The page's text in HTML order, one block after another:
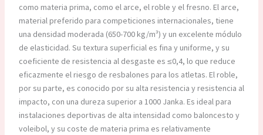
como materia prima, como el arce, el roble y el fresno. El arce,
material preferido para competiciones internacionales, tiene
una densidad moderada (650-700 kg/m³) y un excelente módulo
de elasticidad. Su textura superficial es fina y uniforme, y su
coeficiente de resistencia al desgaste es ≤0,4, lo que reduce
eficazmente el riesgo de resbalones para los atletas. El roble,
por su parte, es conocido por su alta resistencia y resistencia al
impacto, con una dureza superior a 1000 Janka. Es ideal para
instalaciones deportivas de alta intensidad como baloncesto y
voleibol, y su coste de materia prima es relativamente